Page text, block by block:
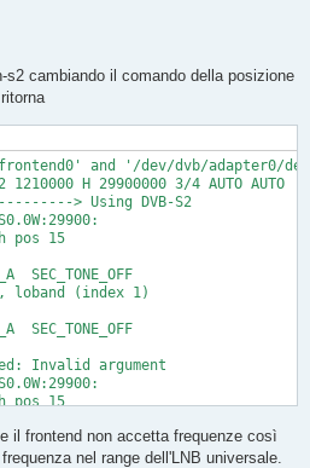
cambiando il comando della posizione
and '/dev/dvb/adapter0/
H 29900000 3/4 AUTO AUTO
> Using DVB-S2
pos 15
SEC_TONE_OFF
loband (index 1)
SEC_TONE_OFF
Invalid argument
pos 15
SEC_TONE_OFF
loband (index 1)
il frontend non accetta frequenze così
nel range dell'LNB universale.